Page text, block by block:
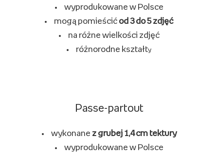
wyprodukowane w Polsce
mogą pomieścić od 3 do 5 zdjęć
na różne wielkości zdjęć
różnorodne kształty
Passe-partout
wykonane z grubej 1,4 cm tektury
wyprodukowane w Polsce